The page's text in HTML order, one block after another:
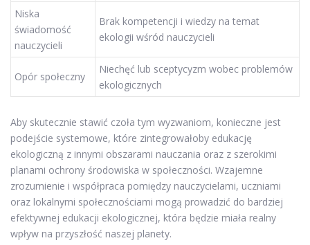
Niska
świadomość
nauczycieli
Brak kompetencji i wiedzy na temat
ekologii wśród nauczycieli
Opór społeczny
Niechęć lub sceptycyzm wobec problemów
ekologicznych
Aby skutecznie stawić czoła tym wyzwaniom, konieczne jest
podejście systemowe, które zintegrowałoby edukację
ekologiczną z innymi obszarami nauczania oraz z szerokimi
planami ochrony środowiska w społeczności. Wzajemne
zrozumienie i współpraca pomiędzy nauczycielami, uczniami
oraz lokalnymi społecznościami mogą prowadzić do bardziej
efektywnej edukacji ekologicznej, która będzie miała realny
wpływ na przyszłość naszej planety.